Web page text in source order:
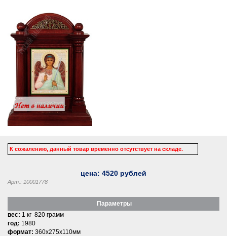
К сожалению, данный товар временно отсутствует на складе.
цена: 4520 рублей
Арт.: 10001778
Параметры
вес: 1 кг 820 грамм
год: 1980
формат: 360x275x110мм